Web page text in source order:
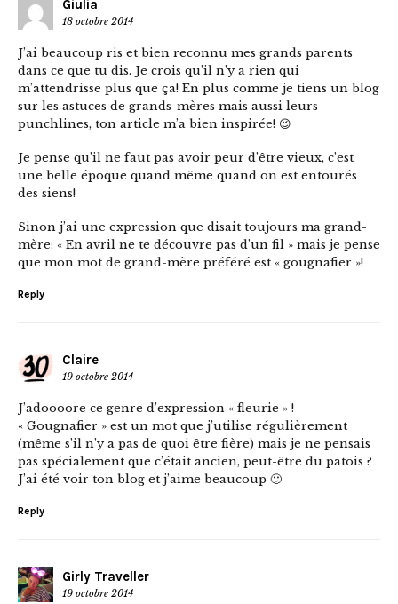
Giulia
18 octobre 2014
J’ai beaucoup ris et bien reconnu mes grands parents
dans ce que tu dis. Je crois qu’il n’y a rien qui
m’attendrisse plus que ça! En plus comme je tiens un blog
sur les astuces de grands-mères mais aussi leurs
punchlines, ton article m’a bien inspirée! 😉
Je pense qu’il ne faut pas avoir peur d’être vieux, c’est
une belle époque quand même quand on est entourés
des siens!
Sinon j’ai une expression que disait toujours ma grand-
mère: « En avril ne te découvre pas d’un fil » mais je pense
que mon mot de grand-mère préféré est « gougnafier »!
Reply
Claire
19 octobre 2014
J’adoooore ce genre d’expression « fleurie » !
« Gougnafier » est un mot que j’utilise régulièrement
(même s’il n’y a pas de quoi être fière) mais je ne pensais
pas spécialement que c’était ancien, peut-être du patois ?
J’ai été voir ton blog et j’aime beaucoup 🙂
Reply
Girly Traveller
19 octobre 2014